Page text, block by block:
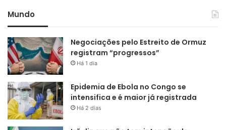
Mundo
Negociações pelo Estreito de Ormuz
registram “progressos”
Há 1 dia
Epidemia de Ebola no Congo se
intensifica e é maior já registrada
Há 2 dias